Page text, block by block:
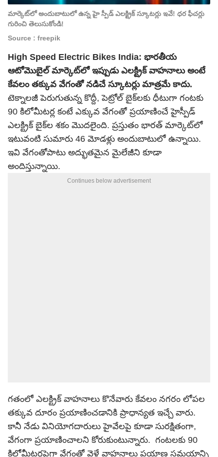
మార్కెట్‌లో అందుబాటులో ఉన్న హై స్పీడ్ ఎలక్ట్రిక్ స్కూటర్లు ఇవే! ధర ఫీచర్లు
గురించి తెలుసుకోండి!
Source : freepik
High Speed Electric Bikes India: భారతీయ
ఆటోమొబైల్ మార్కెట్‌లో ఇప్పుడు ఎలక్ట్రిక్ వాహనాలు అంటే
కేవలం తక్కువ వేగంతో నడిచే స్కూటర్లు మాత్రమే కాదు.
టెక్నాలజీ పెరుగుతున్న కొద్దీ, పెట్రోల్ బైక్‌లకు ధీటుగా గంటకు
90 కిలోమీటర్ల కంటే ఎక్కువ వేగంతో ప్రయాణించే హైస్పీడ్‌
ఎలక్ట్రిక్‌ బైక్‌ల శకం మొదలైంది. ప్రస్తుతం భారత్ మార్కెట్‌లో
ఇటువంటి సుమారు 46 మోడళ్లు అందుబాటులో ఉన్నాయి.
ఇవి వేగంతోపాటు అద్భుతమైన మైలేజీని కూడా
అందిస్తున్నాయి.
Continues below advertisement
గతంలో ఎలక్ట్రిక్ వాహనాలు కొనేవారు కేవలం నగరం లోపల
తక్కువ దూరం ప్రయాణించడానికి ప్రాధాన్యత ఇచ్చే వారు.
కానీ నేడు వినియోగదారులు హైవేలపై కూడా సురక్షితంగా,
వేగంగా ప్రయాణించాలని కోరుకుంటున్నారు. గంటలకు 90
కిలోమీటర్లపైగా వేగంతో వెళ్లే వాహనాలు ప్రయాణ సమయాన్ని